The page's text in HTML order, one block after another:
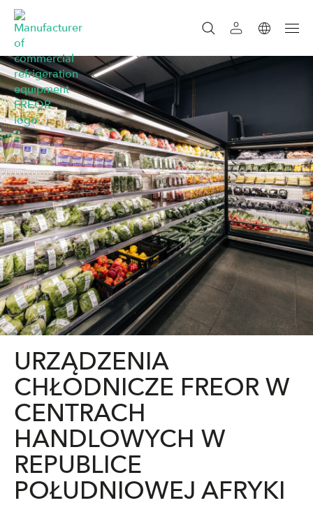
SZUKAJ
SZUKAJ
URZĄDZENIA
CHŁODNICZE FREOR W
CENTRACH
HANDLOWYCH W
REPUBLICE
POŁUDNIOWEJ AFRYKI